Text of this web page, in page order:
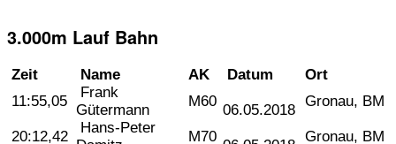
3.000m Lauf Bahn
Zeit Name AK Datum
Ort
11:55,05
Frank
Gütermann
M60
06.05.2018
Gronau, BM
20:12,42
Hans-Peter
M70 Gronau, BM